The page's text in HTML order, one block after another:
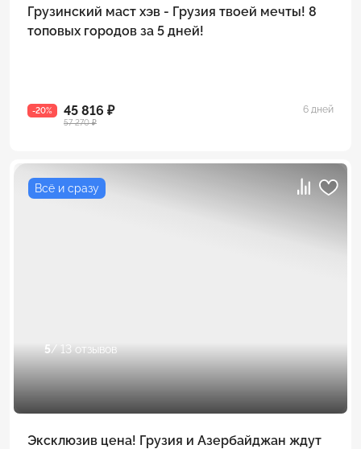
Грузинский маст хэв - Грузия твоей мечты! 8
топовых городов за 5 дней!
-20% 45 816 ₽
57 270 ₽
6 дней
Всё и сразу
5/ 13 отзывов
Эксклюзив цена! Грузия и Азербайджан ждут